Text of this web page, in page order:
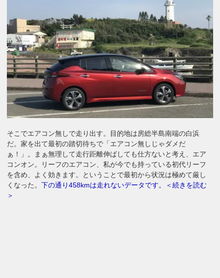
そこでエアコン無しで走り出す。目的地は房総半島南端の白浜
だ。家を出て最初の踏切待ちで「エアコン無しじゃダメだ
ぁ！」。まぁ無理して走行距離伸ばしても仕方ないと考え、エア
コンオン。リーフのエアコン、私が今でも持っている初代リーフ
を含め、よく効きます。ということで最初から状況は極めて厳し
くなった。下の通り458kmは走れないデータです。＜続きを読む
＞